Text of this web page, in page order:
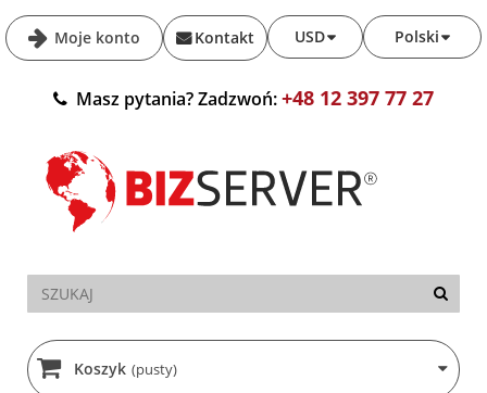
Moje konto Polski
USD
Kontakt
Masz pytania? Zadzwoń:+48 12 397 77 27
Koszyk (pusty)